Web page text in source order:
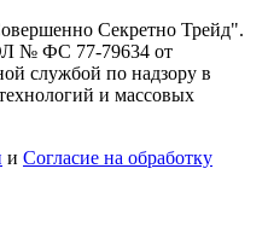
Секретно Трейд".
№ ФС 77-79634 от
службой по надзору в
и массовых
и Согласие на обработку